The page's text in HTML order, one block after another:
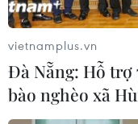
vietnamplus.vn
Đà Nẵng: Hỗ trợ
bào nghèo xã